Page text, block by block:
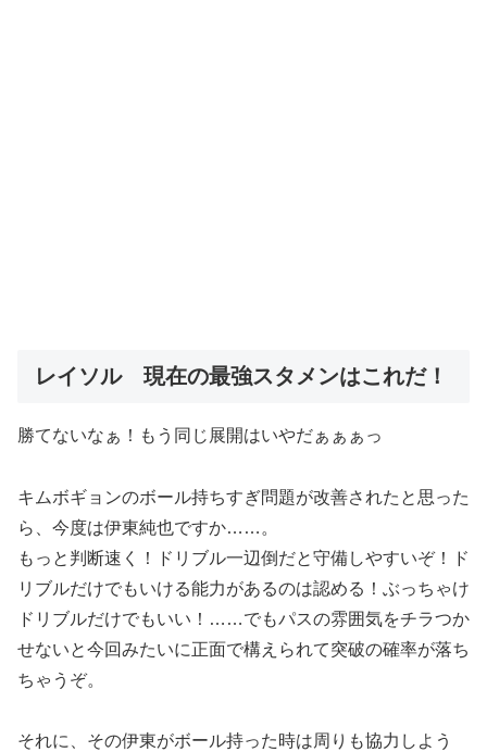
レイソル 現在の最強スタメンはこれだ！
勝てないなぁ！もう同じ展開はいやだぁぁぁっ
キムボギョンのボール持ちすぎ問題が改善されたと思った
ら、今度は伊東純也ですか……。
もっと判断速く！ドリブル一辺倒だと守備しやすいぞ！ド
リブルだけでもいける能力があるのは認める！ぶっちゃけ
ドリブルだけでもいい！……でもパスの雰囲気をチラつか
せないと今回みたいに正面で構えられて突破の確率が落ち
ちゃうぞ。
それに、その伊東がボール持った時は周りも協力しよう